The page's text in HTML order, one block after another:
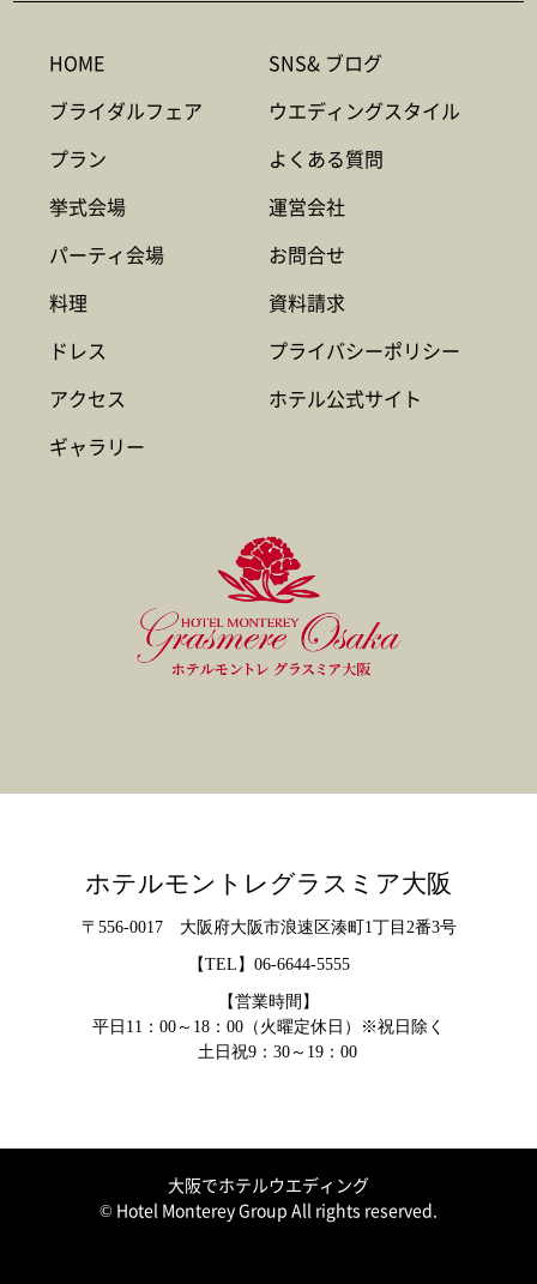
HOME
ブライダルフェア
プラン
挙式会場
パーティ会場
料理
ドレス
アクセス
ギャラリー
SNS& ブログ
ウエディングスタイル
よくある質問
運営会社
お問合せ
資料請求
プライバシーポリシー
ホテル公式サイト
ホテルモントレグラスミア大阪
〒556-0017 大阪府大阪市浪速区湊町1丁目2番3号
【TEL】 06-6644-5555
【営業時間】
平日11：00～18：00（火曜定休日）※祝日除く
土日祝9：30～19：00
大阪でホテルウエディング
© Hotel Monterey Group All rights reserved.